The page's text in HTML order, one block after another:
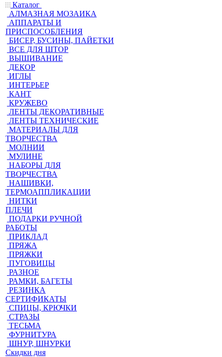
Каталог
АЛМАЗНАЯ МОЗАИКА
АППАРАТЫ И
ПРИСПОСОБЛЕНИЯ
БИСЕР, БУСИНЫ, ПАЙЕТКИ
ВСЕ ДЛЯ ШТОР
ВЫШИВАНИЕ
ДЕКОР
ИГЛЫ
ИНТЕРЬЕР
КАНТ
КРУЖЕВО
ЛЕНТЫ ДЕКОРАТИВНЫЕ
ЛЕНТЫ ТЕХНИЧЕСКИЕ
МАТЕРИАЛЫ ДЛЯ
ТВОРЧЕСТВА
МОЛНИИ
МУЛИНЕ
НАБОРЫ ДЛЯ
ТВОРЧЕСТВА
НАШИВКИ,
ТЕРМОАППЛИКАЦИИ
НИТКИ
ПЛЕЧИ
ПОДАРКИ РУЧНОЙ
РАБОТЫ
ПРИКЛАД
ПРЯЖА
ПРЯЖКИ
ПУГОВИЦЫ
РАЗНОЕ
РАМКИ, БАГЕТЫ
РЕЗИНКА
СЕРТИФИКАТЫ
СПИЦЫ, КРЮЧКИ
СТРАЗЫ
ТЕСЬМА
ФУРНИТУРА
ШНУР, ШНУРКИ
Скидки дня